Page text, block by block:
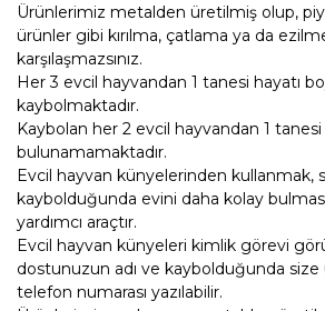
Ürünlerimiz metalden üretilmiş olup,
ürünler gibi kırılma, çatlama ya da
karşılaşmazsınız.
Her 3 evcil hayvandan 1 tanesi hayatı
kaybolmaktadır.
Kaybolan her 2 evcil hayvandan 1 tanesi
bulunamamaktadır.
Evcil hayvan künyelerinden kullanmak,
kaybolduğunda evini daha kolay
yardımcı araçtır.
Evcil hayvan künyeleri kimlik görevi
dostunuzun adı ve kaybolduğunda size
telefon numarası yazılabilir.